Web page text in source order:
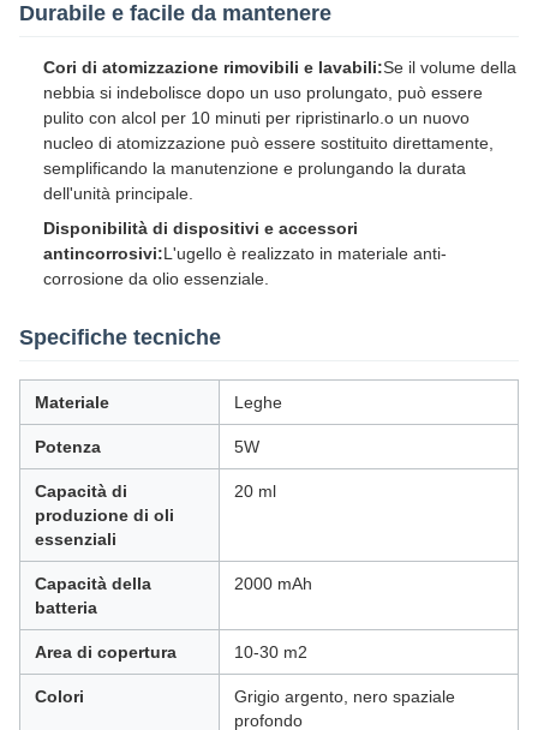
Durabile e facile da mantenere
Cori di atomizzazione rimovibili e lavabili:Se il volume della
nebbia si indebolisce dopo un uso prolungato, può essere
pulito con alcol per 10 minuti per ripristinarlo.o un nuovo
nucleo di atomizzazione può essere sostituito direttamente,
semplificando la manutenzione e prolungando la durata
dell'unità principale.
Disponibilità di dispositivi e accessori
antincorrosivi:L'ugello è realizzato in materiale anti-
corrosione da olio essenziale.
Specifiche tecniche
Materiale Leghe
Potenza 5W
Capacità di
produzione di oli
essenziali
20 ml
Capacità della
batteria
2000 mAh
Area di copertura 10-30 m2
Colori
Grigio argento, nero spaziale
profondo